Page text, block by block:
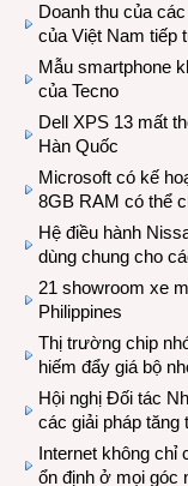
Doanh thu của
của Việt Nam tiếp
Mẫu smartphone
của Tecno
Dell XPS 13 mất
Hàn Quốc
Microsoft có kế
8GB RAM có thể
Hệ điều hành
dùng chung cho
21 showroom xe
Philippines
Thị trường chip
hiếm đẩy giá bộ
Hội nghị Đối tác
các giải pháp
Internet không chỉ
ổn định ở mọi góc